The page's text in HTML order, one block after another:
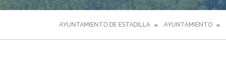
AYUNTAMIENTO DE ESTADILLA AYUNTAMIENTO